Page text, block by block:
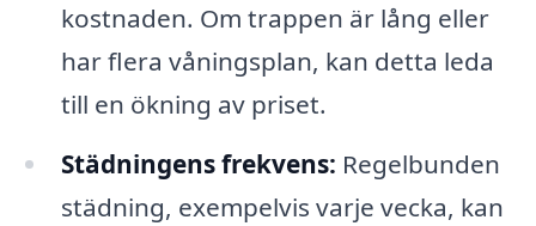
kostnaden. Om trappen är lång eller
har flera våningsplan, kan detta leda
till en ökning av priset.
Städningens frekvens: Regelbunden
städning, exempelvis varje vecka, kan